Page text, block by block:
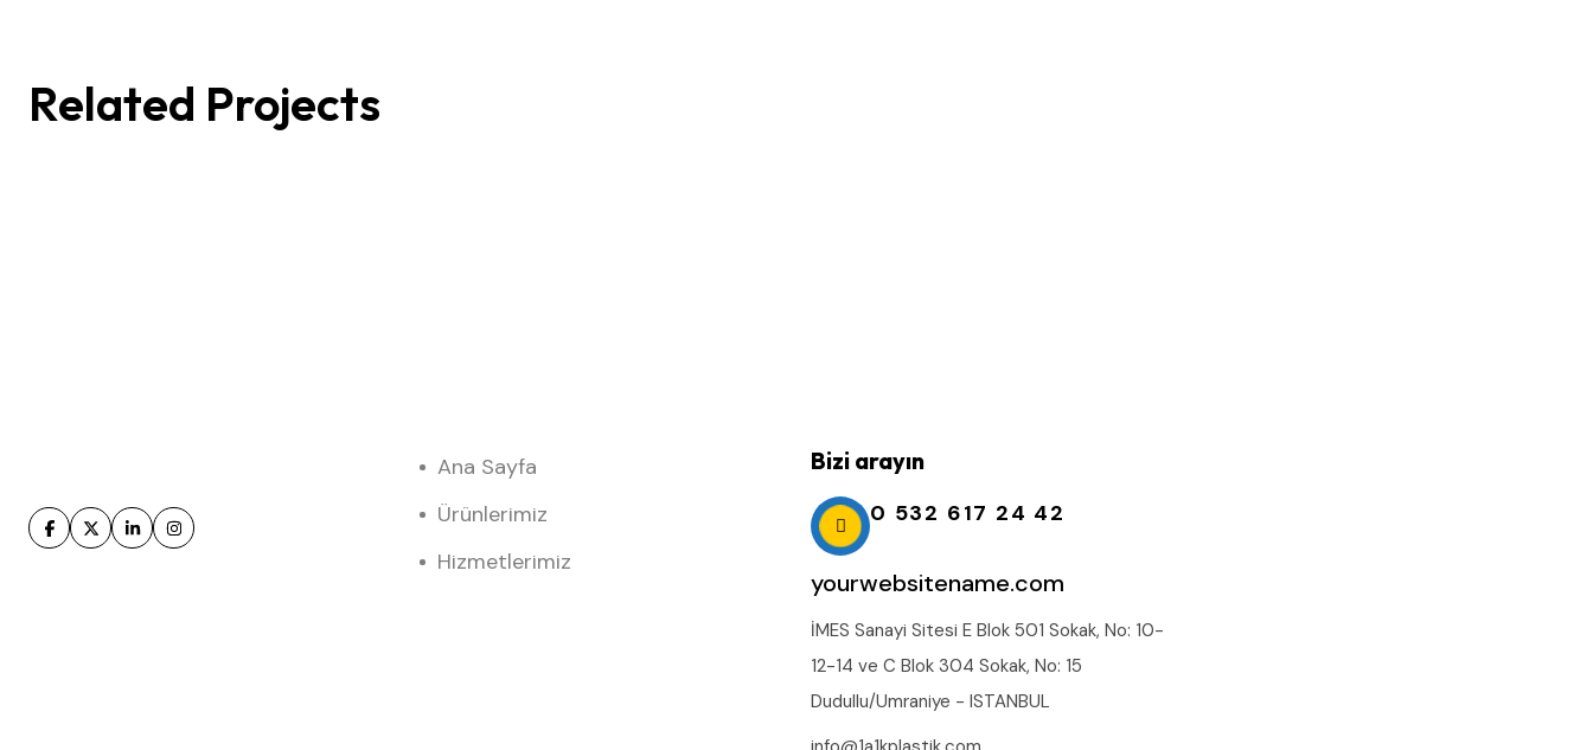
Related Projects
Yaratıyoruz!
Ana Sayfa
Ürünlerimiz
Hizmetlerimiz
Bizi arayın
0 532 617 24 42
yourwebsitename.com
İMES Sanayi Sitesi E Blok 501 Sokak, No: 10-
12-14 ve C Blok 304 Sokak, No: 15
Dudullu/Umraniye - ISTANBUL